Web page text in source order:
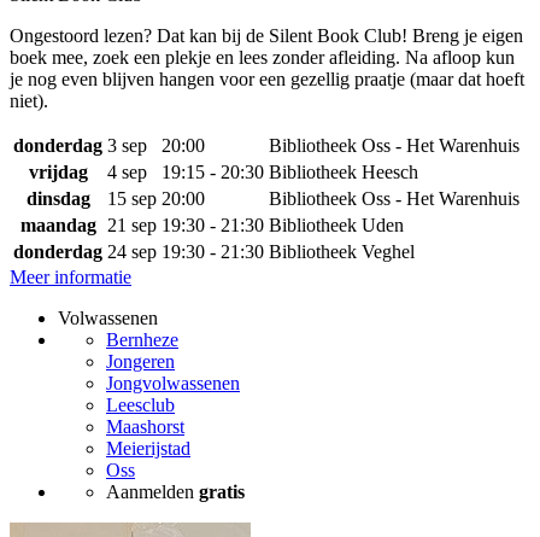
Ongestoord lezen? Dat kan bij de Silent Book Club! Breng je eigen
boek mee, zoek een plekje en lees zonder afleiding. Na afloop kun
je nog even blijven hangen voor een gezellig praatje (maar dat hoeft
niet).
donderdag 3 sep 20:00
Bibliotheek Oss - Het Warenhuis
vrijdag
4 sep 19:15 - 20:30 Bibliotheek Heesch
dinsdag
15 sep 20:00
Bibliotheek Oss - Het Warenhuis
maandag
21 sep 19:30 - 21:30 Bibliotheek Uden
donderdag 24 sep 19:30 - 21:30 Bibliotheek Veghel
Meer informatie
Volwassenen
Bernheze
Jongeren
Jongvolwassenen
Leesclub
Maashorst
Meierijstad
Oss
Aanmelden gratis